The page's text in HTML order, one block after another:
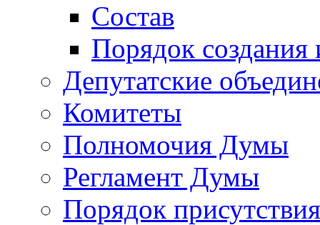
Состав
Порядок создания
Депутатские
Комитеты
Полномочия Думы
Регламент Думы
Порядок